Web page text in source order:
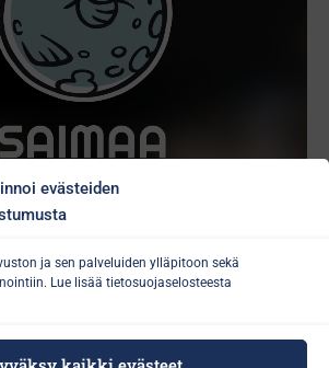
evästeiden
ja sen palveluiden ylläpitoon sekä
Lue lisää tietosuojaselosteesta